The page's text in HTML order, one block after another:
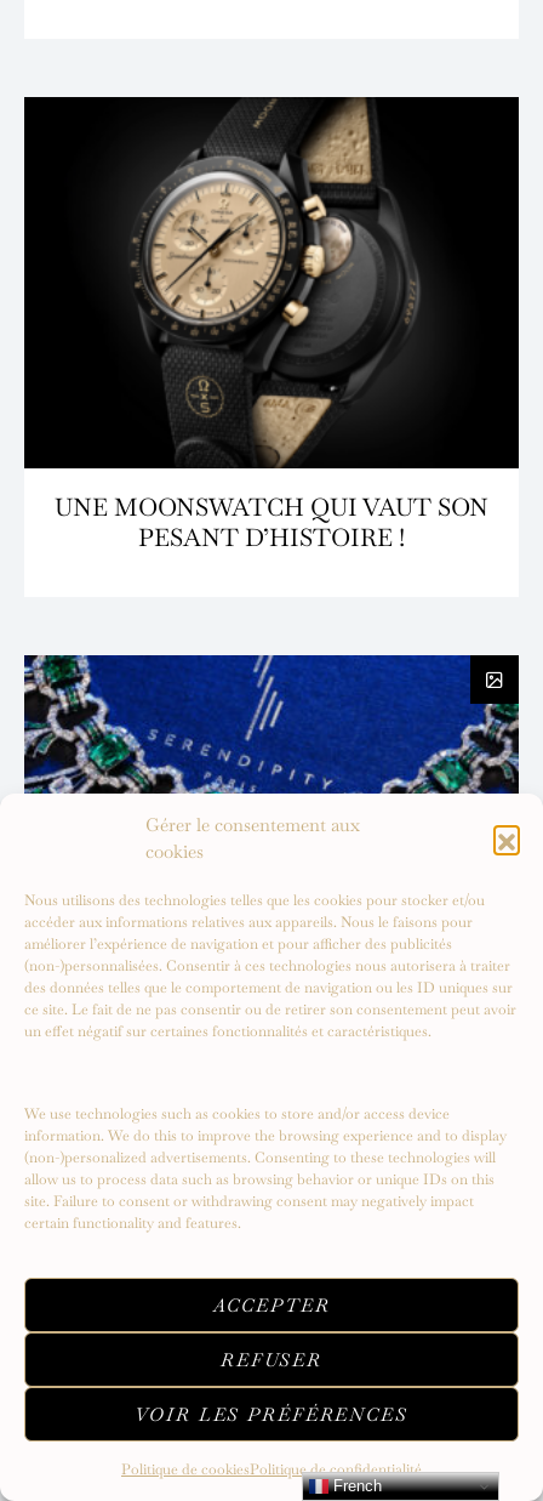
Gérer le consentement aux
cookies
Nous utilisons des technologies telles que les cookies pour stocker et/ou
accéder aux informations relatives aux appareils. Nous le faisons pour
améliorer l’expérience de navigation et pour afficher des publicités
(non-)personnalisées. Consentir à ces technologies nous autorisera à traiter
des données telles que le comportement de navigation ou les ID uniques sur
ce site. Le fait de ne pas consentir ou de retirer son consentement peut avoir
un effet négatif sur certaines fonctionnalités et caractéristiques.
We use technologies such as cookies to store and/or access device
information. We do this to improve the browsing experience and to display
(non-)personalized advertisements. Consenting to these technologies will
allow us to process data such as browsing behavior or unique IDs on this
site. Failure to consent or withdrawing consent may negatively impact
certain functionality and features.
ACCEPTER
REFUSER
VOIR LES PRÉFÉRENCES
Politique de cookiesPolitique de confidentialité
UNE MOONSWATCH QUI VAUT SON
PESANT D’HISTOIRE !
French